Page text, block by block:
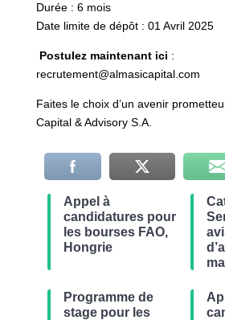
Durée : 6 mois
Date limite de dépôt : 01 Avril 2025
Postulez maintenant ici :
recrutement@almasicapital.com
Faites le choix d’un avenir
Capital & Advisory S.A.
Appel à
candidatures pour
les bourses FAO,
Hongrie
Programme de
stage pour les